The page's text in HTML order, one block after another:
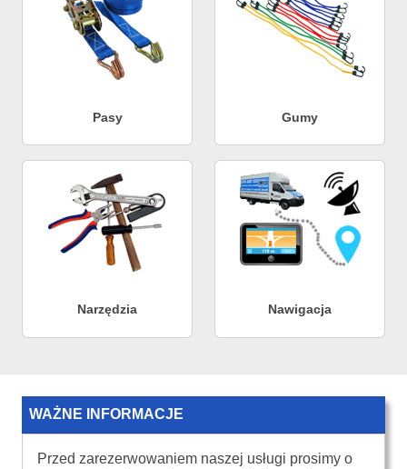
Pasy Gumy
Narzędzia Nawigacja
WAŻNE INFORMACJE
Przed zarezerwowaniem naszej usługi prosimy o